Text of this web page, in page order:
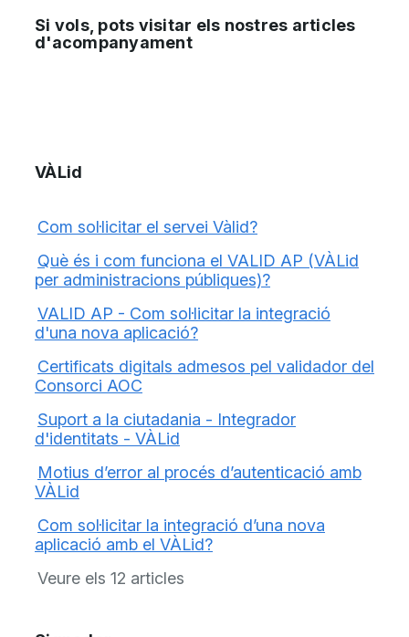
Si vols, pots visitar els nostres articles
d'acompanyament
VÀLid
Com sol·licitar el servei Vàlid?
Què és i com funciona el VALID AP (VÀLid
per administracions públiques)?
VALID AP - Com sol·licitar la integració
d'una nova aplicació?
Certificats digitals admesos pel validador del
Consorci AOC
Suport a la ciutadania - Integrador
d'identitats - VÀLid
Motius d’error al procés d’autenticació amb
VÀLid
Com sol·licitar la integració d’una nova
aplicació amb el VÀLid?
Veure els 12 articles